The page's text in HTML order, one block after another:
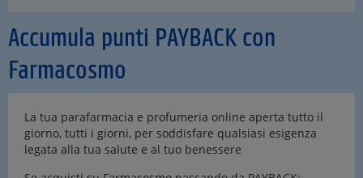
Accumula punti PAYBACK con
Farmacosmo
La tua parafarmacia e profumeria online aperta tutto il
giorno, tutti i giorni, per soddisfare qualsiasi esigenza
legata alla tua salute e al tuo benessere